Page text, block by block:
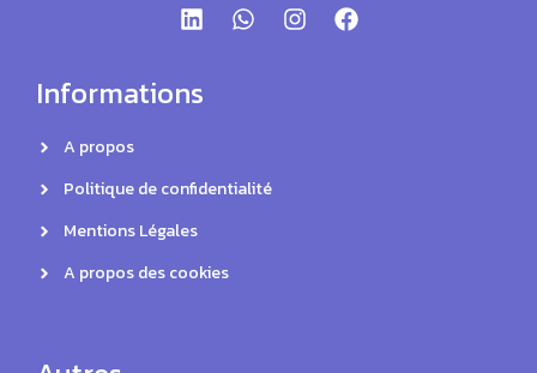
Informations
A propos
Politique de confidentialité
Mentions Légales
A propos des cookies